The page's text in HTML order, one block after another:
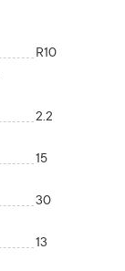
R10
2.2
15
30
13